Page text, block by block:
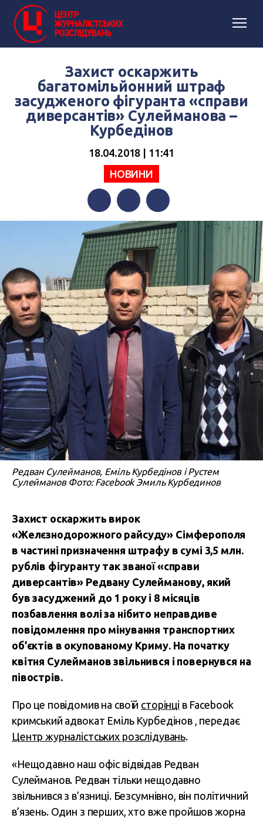
Захист оскаржить
багатомільйонний штраф
засудженого фігуранта «справи
диверсантів» Сулейманова –
Курбедінов
18.04.2018 | 11:41
НОВИНИ
FacebookTwitterTelegram
Редван Сулейманов, Еміль Курбедінов і Рустем
Сулейманов Фото: Facebook Эмиль Курбединов
Захист оскаржить вирок
«Желєзнодорожного райсуду» Сімферополя
в частині призначення штрафу в сумі 3,5 млн.
рублів фігуранту так званої «справи
диверсантів» Редвану Сулейманову, який
був засуджений до 1 року і 8 місяців
позбавлення волі за нібито неправдиве
повідомлення про мінування транспортних
об’єктів в окупованому Криму. На початку
квітня Сулейманов звільнився і повернувся на
півострів.
Про це повідомив на своїй сторінці в Facebook
кримський адвокат Еміль Курбедінов , передає
Центр журналістських розслідувань.
«Нещодавно наш офіс відвідав Редван
Сулейманов. Редван тільки нещодавно
звільнився з в’язниці. Безсумнівно, він політичний
в’язень. Один з перших, хто вже пройшов жорна